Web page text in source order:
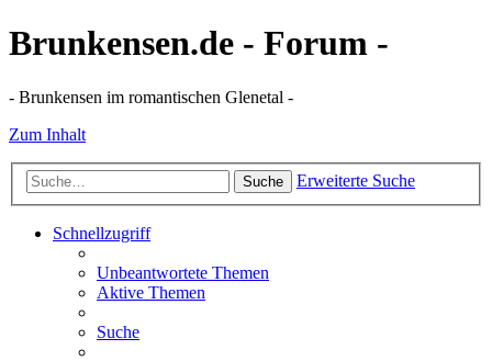
Brunkensen.de - Forum -
- Brunkensen im romantischen Glenetal -
Zum Inhalt
Suche Erweiterte Suche
Schnellzugriff
Unbeantwortete Themen
Aktive Themen
Suche